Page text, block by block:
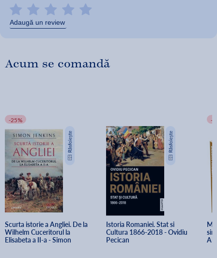
Adaugă un review
Acum se comandă
-25%
Scurta istorie a Angliei. De la
Wilhelm Cuceritorul la
Elisabeta a II-a - Simon
Istoria Romaniei. Stat si
Cultura 1866-2018 - Ovidiu
Pecican
-